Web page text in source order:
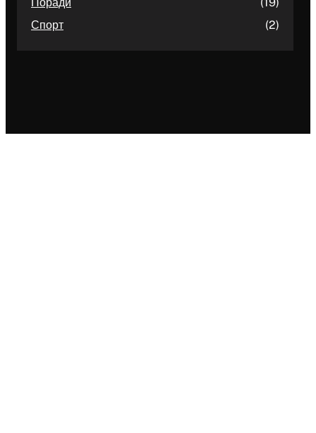
Спорт
(2)